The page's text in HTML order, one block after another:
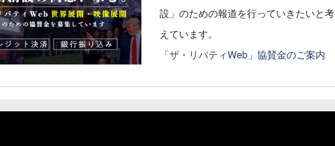
設」のための報道を行っていきたいと考
えています。
「ザ・リバティWeb」協賛金のご案内